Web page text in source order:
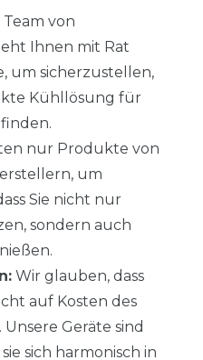
Team von
Ihnen mit Rat
um sicherzustellen,
Kühllösung für
nur Produkte von
um
Sie nicht nur
sondern auch
Wir glauben, dass
auf Kosten des
Geräte sind
sich harmonisch in